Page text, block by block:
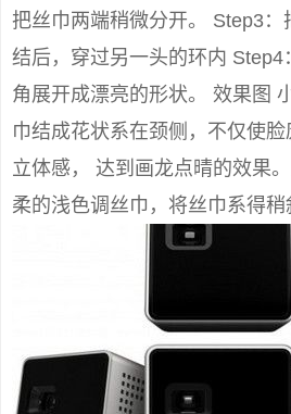
把丝巾两端稍微分开。 Step3：
结后，穿过另一头的环内 Step4
角展开成漂亮的形状。 效果图
巾结成花状系在颈侧，不仅使
立体感， 达到画龙点晴的效果
柔的浅色调丝巾，将丝巾系得稍